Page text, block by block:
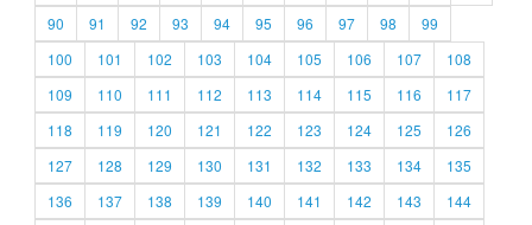
90
91 92 93 94 95 96 97 98
99
100
101 102 103 104 105 106 107
108
109
110 111 112 113 114 115 116
117
118
119 120 121 122 123 124 125
126
127
128 129 130 131 132 133 134
135
136
137 138 139 140 141 142 143
144